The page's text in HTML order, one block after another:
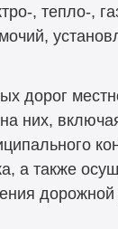
, тепло-,
дорог
них,
а также
дорожной